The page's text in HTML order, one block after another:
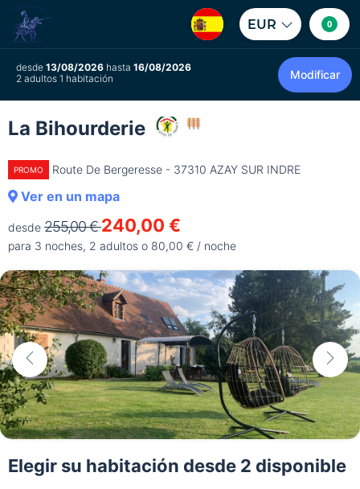
EUR 0
desde 13/08/2026 hasta 16/08/2026
2 adultos 1 habitación
Modificar
La Bihourderie
PROMO Route De Bergeresse - 37310 AZAY SUR INDRE
Ver en un mapa
desde 255,00 €240,00 €
para 3 noches, 2 adultos o 80,00 € / noche
Elegir su habitación desde 2 disponible